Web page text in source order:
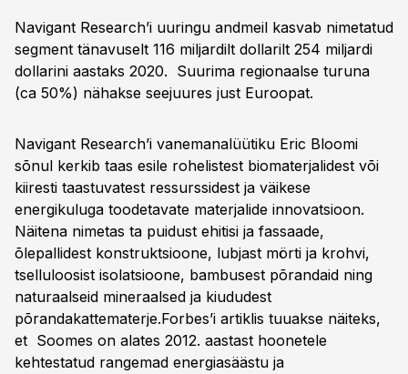
Navigant Research’i uuringu andmeil kasvab nimetatud
segment tänavuselt 116 miljardilt dollarilt 254 miljardi
dollarini aastaks 2020. Suurima regionaalse turuna
(ca 50%) nähakse seejuures just Euroopat.
Navigant Research’i vanemanalüütiku Eric Bloomi
sõnul kerkib taas esile rohelistest biomaterjalidest või
kiiresti taastuvatest ressurssidest ja väikese
energikuluga toodetavate materjalide innovatsioon.
Näitena nimetas ta puidust ehitisi ja fassaade,
õlepallidest konstruktsioone, lubjast mörti ja krohvi,
tselluloosist isolatsioone, bambusest põrandaid ning
naturaalseid mineraalsed ja kiududest
põrandakattematerje.Forbes’i artiklis tuuakse näiteks,
et Soomes on alates 2012. aastast hoonetele
kehtestatud rangemad energiasäästu ja